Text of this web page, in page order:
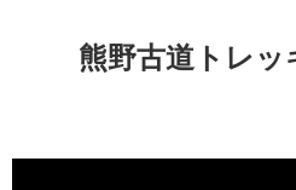
熊野古道トレッ